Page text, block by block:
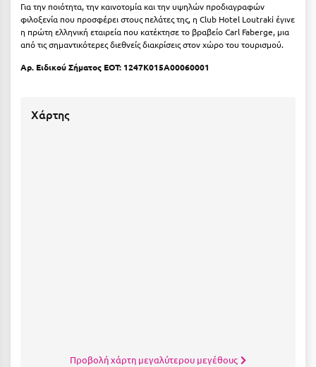
Λακωνία
Λασίθι
Λεπτοκαρυά
Λευκάδα
Για την ποιότητα, την καινοτομία και την υψηλών προδιαγραφών
φιλοξενία που προσφέρει στους πελάτες της, η Club Hotel Loutraki έγινε
η πρώτη ελληνική εταιρεία που κατέκτησε το βραβείο Carl Faberge, μια
από τις σημαντικότερες διεθνείς διακρίσεις στον χώρο του τουρισμού.
Αρ. Ειδικού Σήματος ΕΟΤ: 1247K015A00060001
Χάρτης
Προβολή χάρτη μεγαλύτερου μεγέθους